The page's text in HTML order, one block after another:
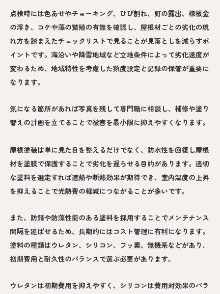
点検時には色あせやチョーキング、ひび割れ、釘の露出、棟板金
の浮き、コケや藻の繁殖の有無を確認し、屋根材ごとの劣化の現
れ方を踏まえたチェックリストで見ることが見落としを減らすポ
イントです。海沿いや降雪地域など立地条件によって劣化速度が
変わるため、地域特性を考慮した頻度設定と記録の保管が重要に
なります。
気になる箇所があれば写真を残して専門職に相談し、補修や塗り
替えの計画を立てることで被害を最小限に抑えやすくなります。
屋根塗装は単に見た目を整えるだけでなく、防水性を回復し屋根
材を塗膜で保護することで劣化を遅らせる目的があります。適切
な塗料を選定すれば遮熱や断熱効果が期待でき、室内温度の上昇
を抑えることで光熱費の軽減につながることが多いです。
また、防錆や防藻性能のある塗料を採用することでメンテナンス
間隔を延ばせるため、長期的にはコスト管理に有利になります。
塗料の種類はウレタン、シリコン、フッ素、無機系などがあり、
初期費用と耐久性のバランスで選ぶ必要があります。
ウレタンは初期費用を抑えやすく、シリコンは費用対効果のバラ